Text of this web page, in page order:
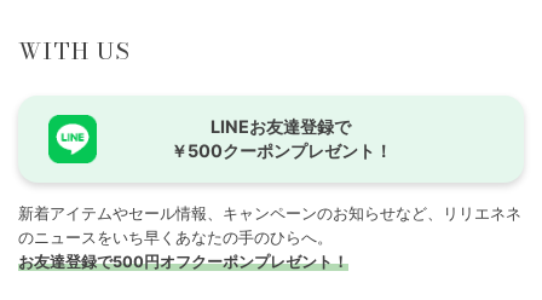
WITH US
LINEお友達登録で
￥500クーポンプレゼント！
新着アイテムやセール情報、キャンペーンのお知らせなど、リリエネネ
のニュースをいち早くあなたの手のひらへ。
お友達登録で500円オフクーポンプレゼント！